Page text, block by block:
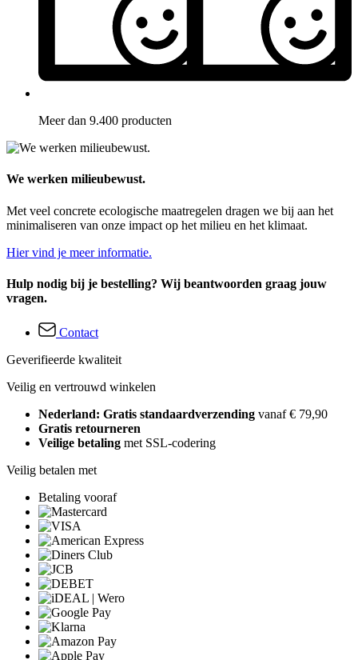
Meer dan 9.400 producten
We werken milieubewust.
Met veel concrete ecologische maatregelen dragen we bij aan het
minimaliseren van onze impact op het milieu en het klimaat.
Hier vind je meer informatie.
Hulp nodig bij je bestelling? Wij beantwoorden graag jouw
vragen.
Contact
Geverifieerde kwaliteit
Veilig en vertrouwd winkelen
Nederland: Gratis standaardverzending vanaf € 79,90
Gratis retourneren
Veilige betaling met SSL-codering
Veilig betalen met
Betaling vooraf